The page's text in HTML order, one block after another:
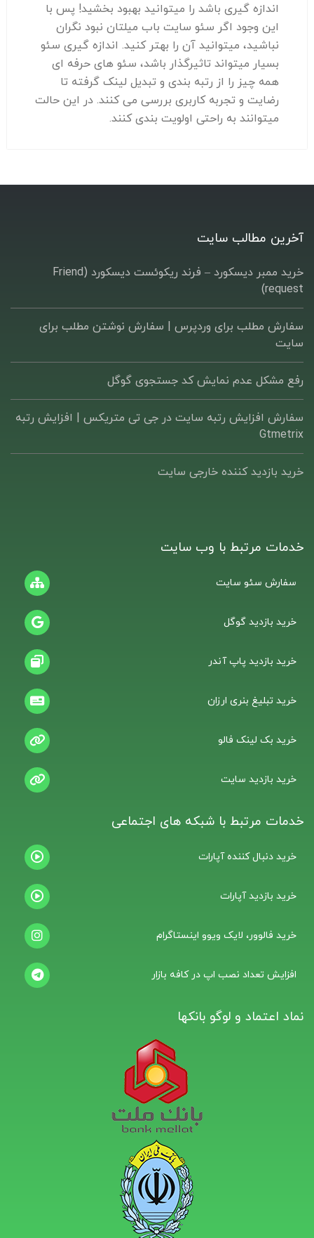
اندازه گیری باشد را میتوانید بهبود بخشید! پس با
این وجود اگر سئو سایت باب میلتان نبود نگران
نباشید، میتوانید آن را بهتر کنید. اندازه گیری سئو
بسیار میتواند تاثیرگذار باشد، سئو های حرفه ای
همه چیز را از رتبه بندی و تبدیل لینک گرفته تا
رضایت و تجربه کاربری بررسی می کنند. در این حالت
میتوانند به راحتی اولویت بندی کنند.
آخرین مطالب سایت
خرید ممبر دیسکورد – فرند ریکوئست دیسکورد (Friend
request)
سفارش مطلب برای وردپرس |‌ سفارش نوشتن مطلب برای
سایت
رفع مشکل عدم نمایش کد جستجوی گوگل
سفارش افزایش رتبه سایت در جی تی متریکس | افزایش رتبه
Gtmetrix
خرید بازدید کننده خارجی سایت
خدمات مرتبط با وب سایت
سفارش سئو سایت
خرید بازدید گوگل
خرید بازدید پاپ آندر
خرید تبلیغ بنری ارزان
خرید بک لینک فالو
خرید بازدید سایت
خدمات مرتبط با شبکه های اجتماعی
خرید دنبال کننده آپارات
خرید بازدید آپارات
خرید فالوور، لایک ویوو اینستاگرام
افزایش تعداد نصب اپ در کافه بازار
نماد اعتماد و لوگو بانکها